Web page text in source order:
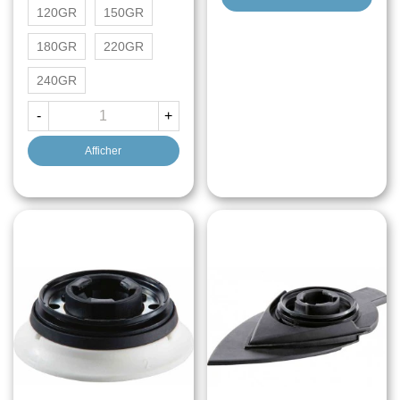
120GR 150GR
180GR 220GR
240GR
- +
Afficher